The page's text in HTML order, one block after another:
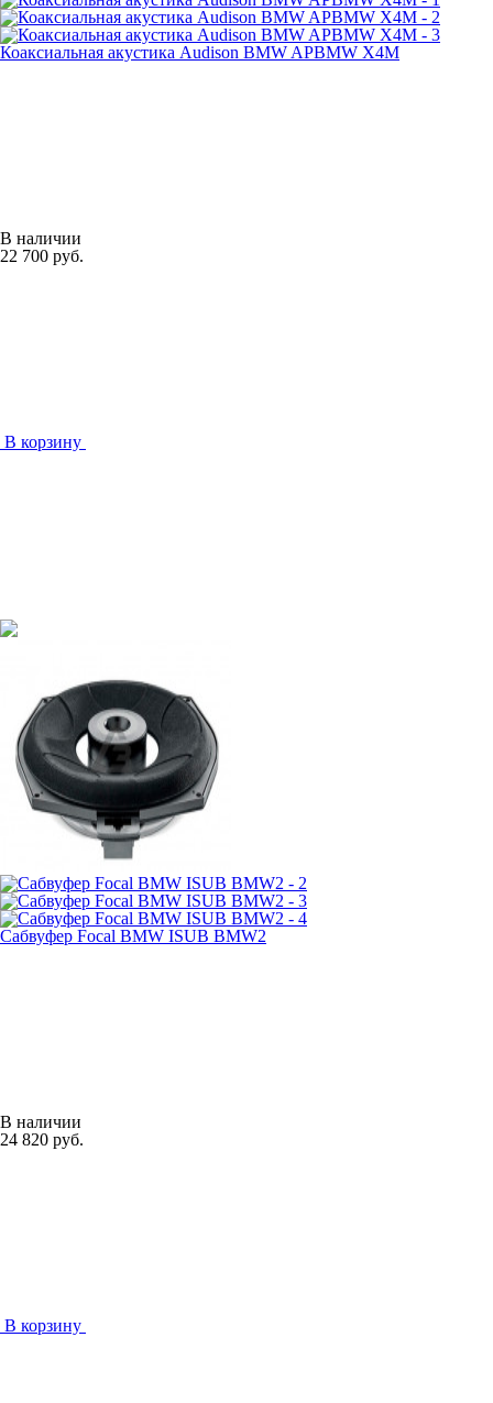
Коаксиальная акустика Audison BMW APBMW X4M
В наличии
22 700 руб.
В корзину
Сабвуфер Focal BMW ISUB BMW2
В наличии
24 820 руб.
В корзину